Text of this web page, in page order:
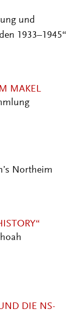
und
1933–1945“
MAKEL
Northeim
DIE NS-